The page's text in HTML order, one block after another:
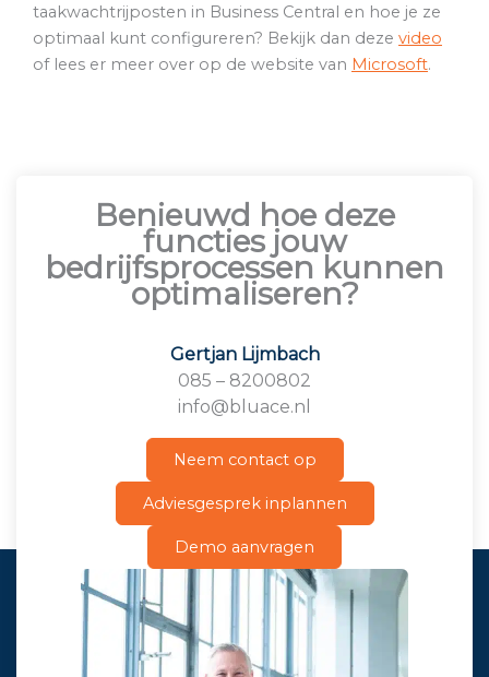
taakwachtrijposten in Business Central en hoe je ze
optimaal kunt configureren? Bekijk dan deze video
of lees er meer over op de website van Microsoft.
Benieuwd hoe deze
functies jouw
bedrijfsprocessen kunnen
optimaliseren?
Gertjan Lijmbach
085 – 8200802
info@bluace.nl
Neem contact op
Adviesgesprek inplannen
Demo aanvragen